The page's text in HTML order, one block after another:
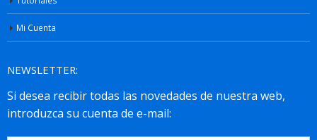
Mi Cuenta
NEWSLETTER: